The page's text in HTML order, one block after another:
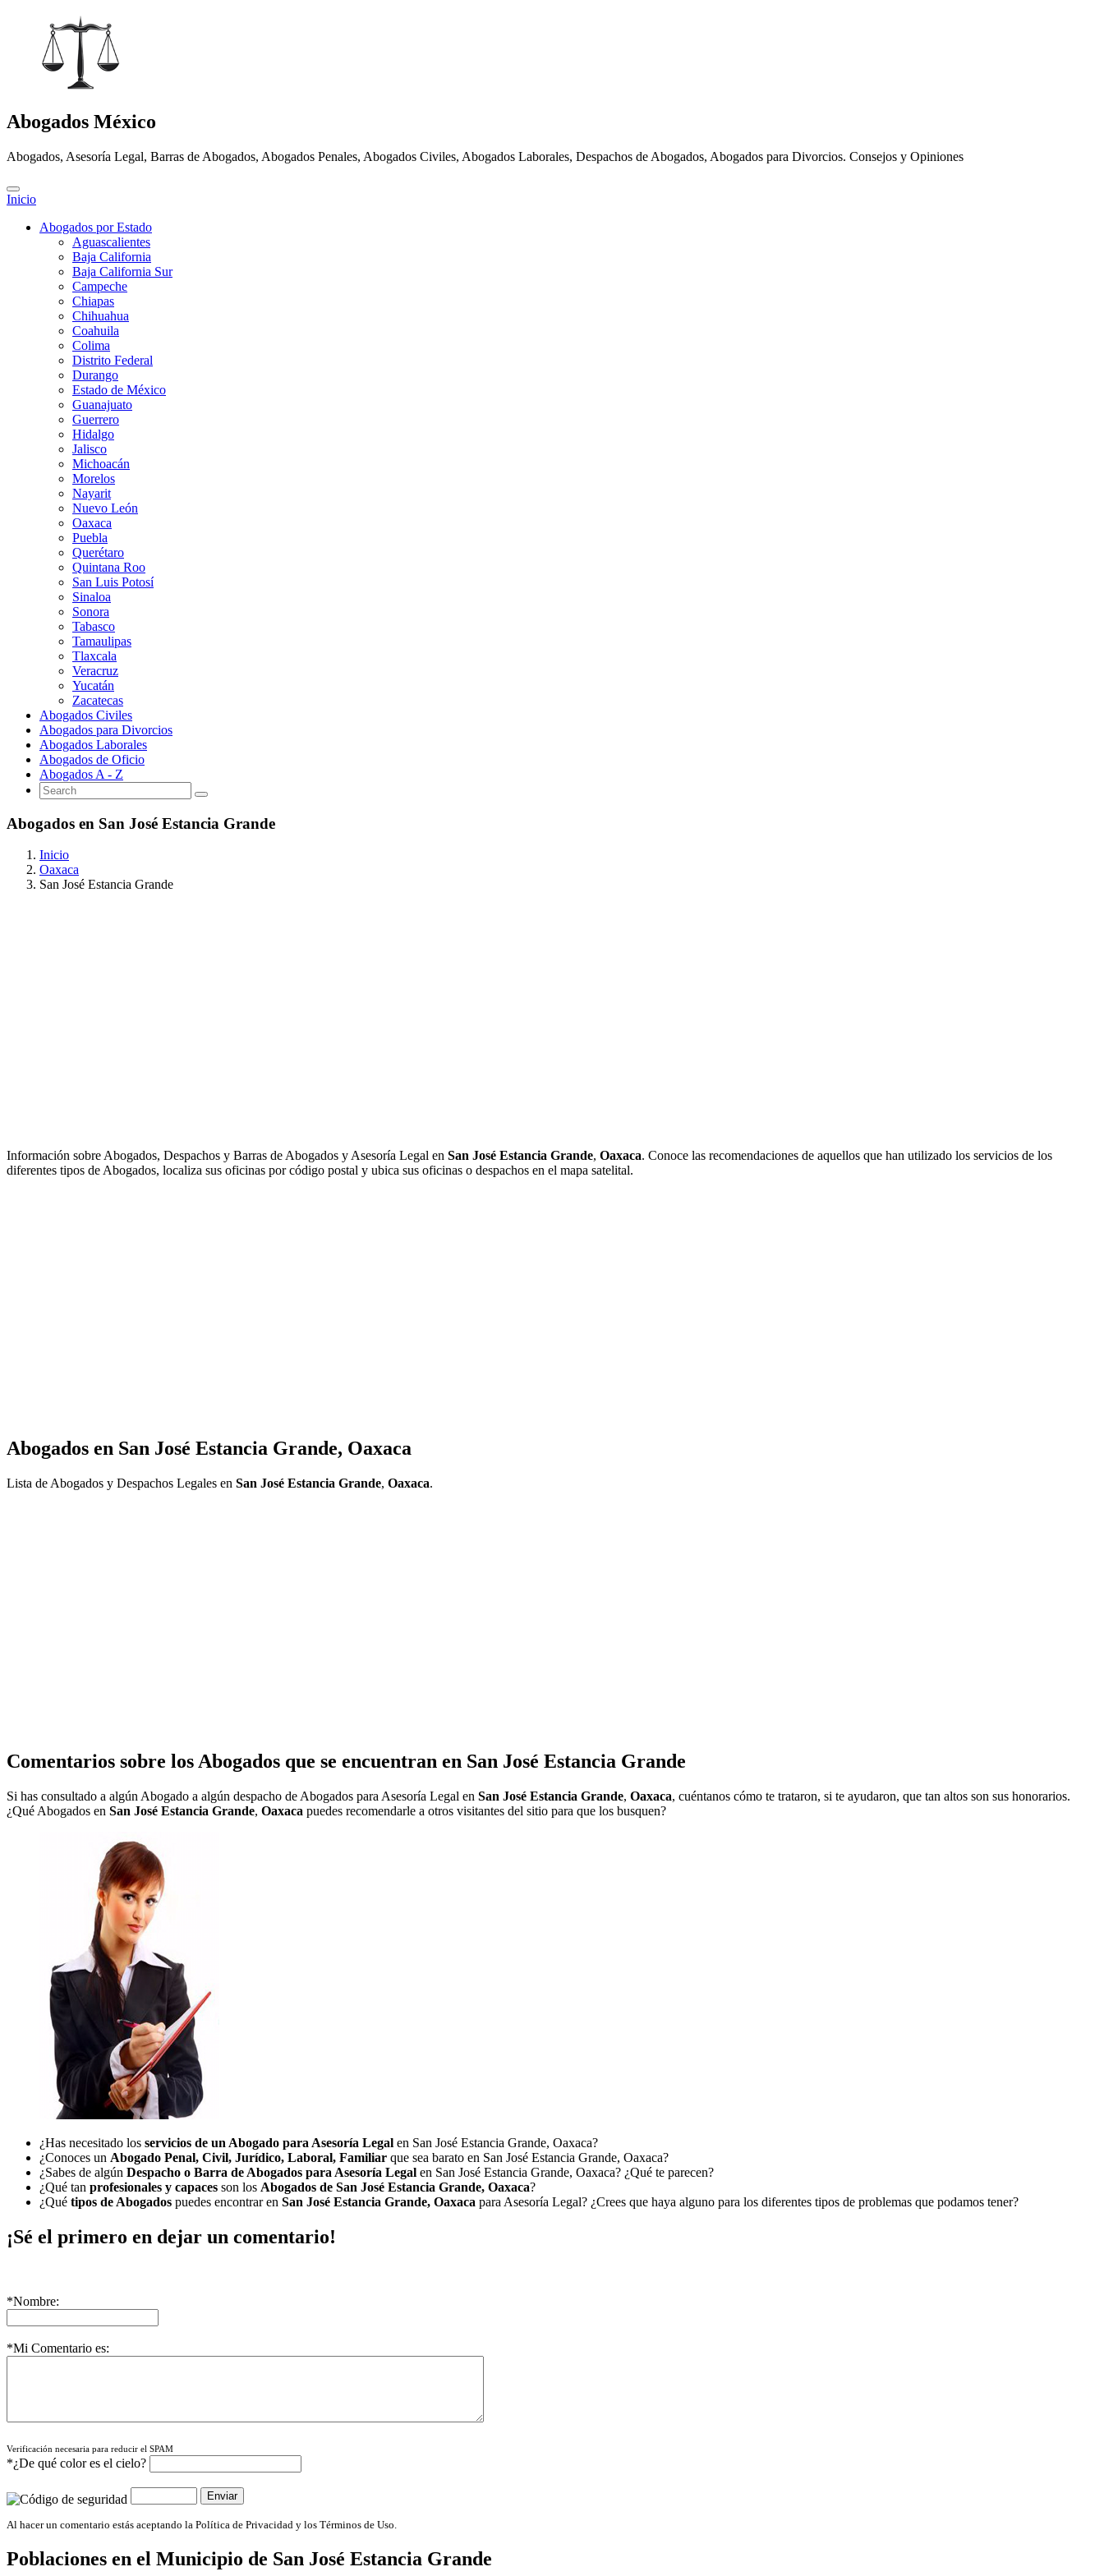
Abogados México
Abogados, Asesoría Legal, Barras de Abogados, Abogados Penales, Abogados Civiles, Abogados Laborales, Despachos de Abogados, Abogados para Divorcios. Consejos y Opiniones
Inicio
Abogados por Estado
Aguascalientes
Baja California
Baja California Sur
Campeche
Chiapas
Chihuahua
Coahuila
Colima
Distrito Federal
Durango
Estado de México
Guanajuato
Guerrero
Hidalgo
Jalisco
Michoacán
Morelos
Nayarit
Nuevo León
Oaxaca
Puebla
Querétaro
Quintana Roo
San Luis Potosí
Sinaloa
Sonora
Tabasco
Tamaulipas
Tlaxcala
Veracruz
Yucatán
Zacatecas
Abogados Civiles
Abogados para Divorcios
Abogados Laborales
Abogados de Oficio
Abogados A - Z
Abogados en San José Estancia Grande
Inicio
Oaxaca
San José Estancia Grande
Información sobre Abogados, Despachos y Barras de Abogados y Asesoría Legal en San José Estancia Grande, Oaxaca. Conoce las recomendaciones de aquellos que han utilizado los servicios de los
diferentes tipos de Abogados, localiza sus oficinas por código postal y ubica sus oficinas o despachos en el mapa satelital.
Abogados en San José Estancia Grande, Oaxaca
Lista de Abogados y Despachos Legales en San José Estancia Grande, Oaxaca.
Comentarios sobre los Abogados que se encuentran en San José Estancia Grande
Si has consultado a algún Abogado a algún despacho de Abogados para Asesoría Legal en San José Estancia Grande, Oaxaca, cuéntanos cómo te trataron, si te ayudaron, que tan altos son sus honorarios.
¿Qué Abogados en San José Estancia Grande, Oaxaca puedes recomendarle a otros visitantes del sitio para que los busquen?
¿Has necesitado los servicios de un Abogado para Asesoría Legal en San José Estancia Grande, Oaxaca?
¿Conoces un Abogado Penal, Civil, Jurídico, Laboral, Familiar que sea barato en San José Estancia Grande, Oaxaca?
¿Sabes de algún Despacho o Barra de Abogados para Asesoría Legal en San José Estancia Grande, Oaxaca? ¿Qué te parecen?
¿Qué tan profesionales y capaces son los Abogados de San José Estancia Grande, Oaxaca?
¿Qué tipos de Abogados puedes encontrar en San José Estancia Grande, Oaxaca para Asesoría Legal? ¿Crees que haya alguno para los diferentes tipos de problemas que podamos tener?
¡Sé el primero en dejar un comentario!
*Nombre:
*Mi Comentario es:
Verificación necesaria para reducir el SPAM
*¿De qué color es el cielo?
Al hacer un comentario estás aceptando la Política de Privacidad y los Términos de Uso.
Poblaciones en el Municipio de San José Estancia Grande